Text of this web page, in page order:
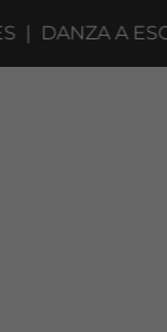
ESCENA 2027